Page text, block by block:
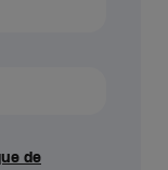
de